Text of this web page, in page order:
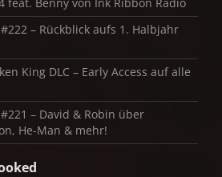
– Rückblick aufs 1. Halbjahr
King DLC – Early Access auf alle
– David & Robin über
He-Man & mehr!